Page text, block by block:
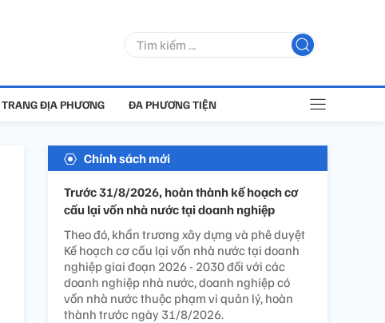
TRANG ĐỊA PHƯƠNG ĐA PHƯƠNG TIỆN
Chính sách mới
Trước 31/8/2026, hoàn thành kế hoạch cơ
cấu lại vốn nhà nước tại doanh nghiệp
Theo đó, khẩn trương xây dựng và phê duyệt
Kế hoạch cơ cấu lại vốn nhà nước tại doanh
nghiệp giai đoạn 2026 - 2030 đối với các
doanh nghiệp nhà nước, doanh nghiệp có
vốn nhà nước thuộc phạm vi quản lý, hoàn
thành trước ngày 31/8/2026.